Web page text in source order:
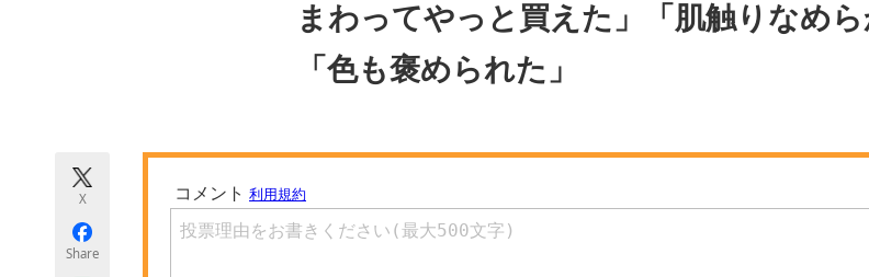
モノづくり技術者専門サイト
ちょっと気になるネットの話題
まわってやっと買えた」「肌触りなめら
「色も褒められた」
X
Share